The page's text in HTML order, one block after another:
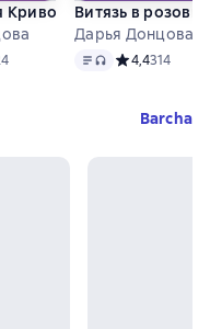
оценок
Криворучка
mavjud
рейтинг 4,5 на основе 424
Витязь в
Дарья Донцова
Matn , audio format
Средний
4,4314
Barcha